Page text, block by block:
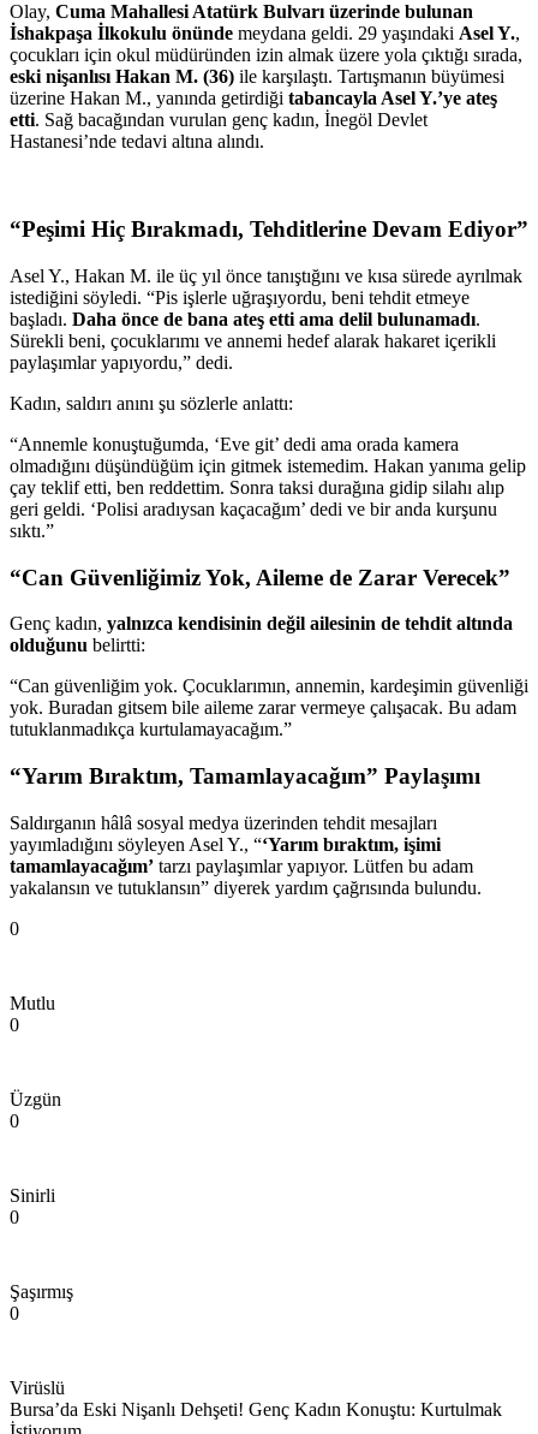
Olay, Cuma Mahallesi Atatürk Bulvarı üzerinde bulunan
İshakpaşa İlkokulu önünde meydana geldi. 29 yaşındaki Asel Y.,
çocukları için okul müdüründen izin almak üzere yola çıktığı sırada,
eski nişanlısı Hakan M. (36) ile karşılaştı. Tartışmanın büyümesi
üzerine Hakan M., yanında getirdiği tabancayla Asel Y.’ye ateş
etti. Sağ bacağından vurulan genç kadın, İnegöl Devlet
Hastanesi’nde tedavi altına alındı.
“Peşimi Hiç Bırakmadı, Tehditlerine Devam Ediyor”
Asel Y., Hakan M. ile üç yıl önce tanıştığını ve kısa sürede ayrılmak
istediğini söyledi. “Pis işlerle uğraşıyordu, beni tehdit etmeye
başladı. Daha önce de bana ateş etti ama delil bulunamadı.
Sürekli beni, çocuklarımı ve annemi hedef alarak hakaret içerikli
paylaşımlar yapıyordu,” dedi.
Kadın, saldırı anını şu sözlerle anlattı:
“Annemle konuştuğumda, ‘Eve git’ dedi ama orada kamera
olmadığını düşündüğüm için gitmek istemedim. Hakan yanıma gelip
çay teklif etti, ben reddettim. Sonra taksi durağına gidip silahı alıp
geri geldi. ‘Polisi aradıysan kaçacağım’ dedi ve bir anda kurşunu
sıktı.”
“Can Güvenliğimiz Yok, Aileme de Zarar Verecek”
Genç kadın, yalnızca kendisinin değil ailesinin de tehdit altında
olduğunu belirtti:
“Can güvenliğim yok. Çocuklarımın, annemin, kardeşimin güvenliği
yok. Buradan gitsem bile aileme zarar vermeye çalışacak. Bu adam
tutuklanmadıkça kurtulamayacağım.”
“Yarım Bıraktım, Tamamlayacağım” Paylaşımı
Saldırganın hâlâ sosyal medya üzerinden tehdit mesajları
yayımladığını söyleyen Asel Y., “‘Yarım bıraktım, işimi
tamamlayacağım’ tarzı paylaşımlar yapıyor. Lütfen bu adam
yakalansın ve tutuklansın” diyerek yardım çağrısında bulundu.
0
Mutlu
0
Üzgün
0
Sinirli
0
Şaşırmış
0
Virüslü
Bursa’da Eski Nişanlı Dehşeti! Genç Kadın Konuştu: Kurtulmak